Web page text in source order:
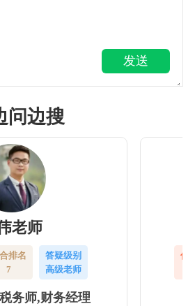
发送
问边搜
老师
排名
7
答疑级别
高级老师
务师,财务经理
信